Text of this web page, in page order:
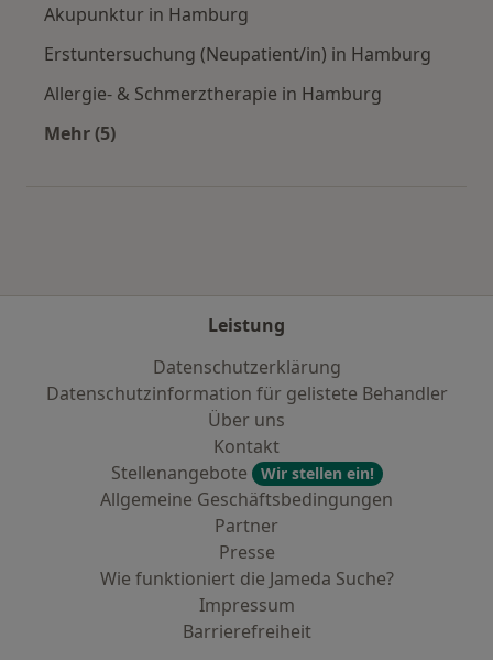
Akupunktur in Hamburg
Erstuntersuchung (Neupatient/in) in Hamburg
Allergie- & Schmerztherapie in Hamburg
Mehr (5)
Leistung
Datenschutzerklärung
Datenschutzinformation für gelistete Behandler
Über uns
Kontakt
Stellenangebote
Wir stellen ein!
Allgemeine Geschäftsbedingungen
Partner
Presse
Wie funktioniert die Jameda Suche?
Impressum
Barrierefreiheit